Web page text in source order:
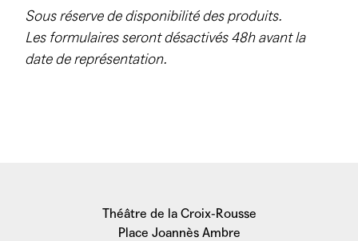
Sous réserve de disponibilité des produits.
Les formulaires seront désactivés 48h avant la
date de représentation.
Théâtre de la Croix-Rousse
Place Joannès Ambre